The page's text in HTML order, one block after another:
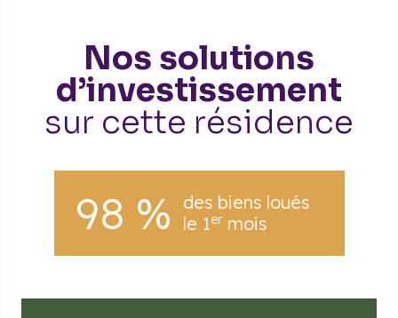
Nos solutions
d’investissement
sur cette résidence
98 %
des biens loués
le 1ermois